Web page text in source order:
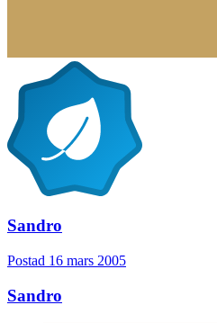
Sandro
Postad 16 mars 2005
Sandro